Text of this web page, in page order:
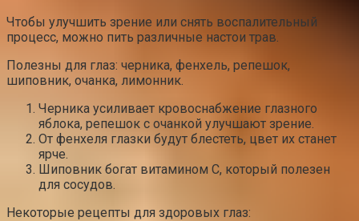
Чтобы улучшить зрение или снять воспалительный
процесс, можно пить различные настои трав.
Полезны для глаз: черника, фенхель, репешок,
шиповник, очанка, лимонник.
Черника усиливает кровоснабжение глазного
яблока, репешок с очанкой улучшают зрение.
От фенхеля глазки будут блестеть, цвет их станет
ярче.
Шиповник богат витамином С, который полезен
для сосудов.
Некоторые рецепты для здоровых глаз: